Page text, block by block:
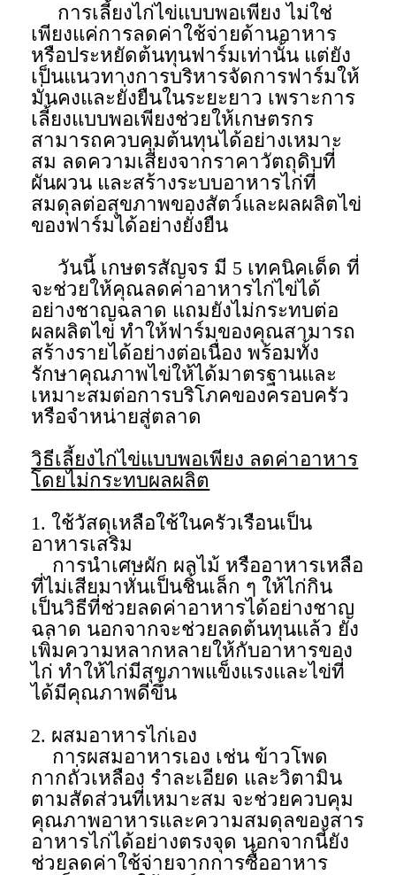
การเลี้ยงไก่ไข่แบบพอเพียง ไม่ใช่
เพียงแค่การลดค่าใช้จ่ายด้านอาหาร
หรือประหยัดต้นทุนฟาร์มเท่านั้น แต่ยัง
เป็นแนวทางการบริหารจัดการฟาร์มให้
มั่นคงและยั่งยืนในระยะยาว เพราะการ
เลี้ยงแบบพอเพียงช่วยให้เกษตรกร
สามารถควบคุมต้นทุนได้อย่างเหมาะ
สม ลดความเสี่ยงจากราคาวัตถุดิบที่
ผันผวน และสร้างระบบอาหารไก่ที่
สมดุลต่อสุขภาพของสัตว์และผลผลิตไข่
ของฟาร์มได้อย่างยั่งยืน
วันนี้ เกษตรสัญจร มี 5 เทคนิคเด็ด ที่
จะช่วยให้คุณลดค่าอาหารไก่ไข่ได้
อย่างชาญฉลาด แถมยังไม่กระทบต่อ
ผลผลิตไข่ ทำให้ฟาร์มของคุณสามารถ
สร้างรายได้อย่างต่อเนื่อง พร้อมทั้ง
รักษาคุณภาพไข่ให้ได้มาตรฐานและ
เหมาะสมต่อการบริโภคของครอบครัว
หรือจำหน่ายสู่ตลาด
วิธีเลี้ยงไก่ไข่แบบพอเพียง ลดค่าอาหาร
โดยไม่กระทบผลผลิต
1. ใช้วัสดุเหลือใช้ในครัวเรือนเป็น
อาหารเสริม
การนำเศษผัก ผลไม้ หรืออาหารเหลือ
ที่ไม่เสียมาหั่นเป็นชิ้นเล็ก ๆ ให้ไก่กิน
เป็นวิธีที่ช่วยลดค่าอาหารได้อย่างชาญ
ฉลาด นอกจากจะช่วยลดต้นทุนแล้ว ยัง
เพิ่มความหลากหลายให้กับอาหารของ
ไก่ ทำให้ไก่มีสุขภาพแข็งแรงและไข่ที่
ได้มีคุณภาพดีขึ้น
2. ผสมอาหารไก่เอง
การผสมอาหารเอง เช่น ข้าวโพด
กากถั่วเหลือง รำละเอียด และวิตามิน
ตามสัดส่วนที่เหมาะสม จะช่วยควบคุม
คุณภาพอาหารและความสมดุลของสาร
อาหารไก่ได้อย่างตรงจุด นอกจากนี้ยัง
ช่วยลดค่าใช้จ่ายจากการซื้ออาหาร